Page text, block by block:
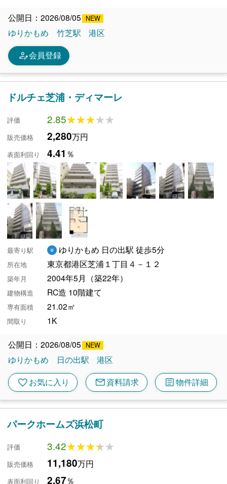
公開日：2026/08/05
ゆりかもめ
竹芝駅 港区
person_edit会員登録
ドルチェ芝浦・ディマーレ
評価 2.85★★★★★
★★★★★
販売価格 2,280万円
表面利回り 4.41 ％
最寄り駅 ゆりかもめ 日の出駅 徒歩5分
所在地 東京都港区芝浦１丁目４－１２
築年月 2004年5月（築22年）
建物構造 RC造 10階建て
専有面積 21.02㎡
間取り 1K
公開日：2026/08/05
ゆりかもめ
日の出駅 港区
favoriteお気に入り mail資料請求 article物件詳細
パークホームズ浜松町
評価 3.42★★★★★
★★★★★
販売価格 11,180万円
表面利回り 2.67％